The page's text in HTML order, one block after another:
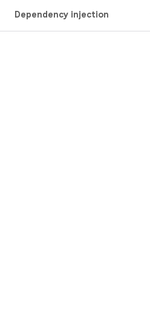
Dependency injection